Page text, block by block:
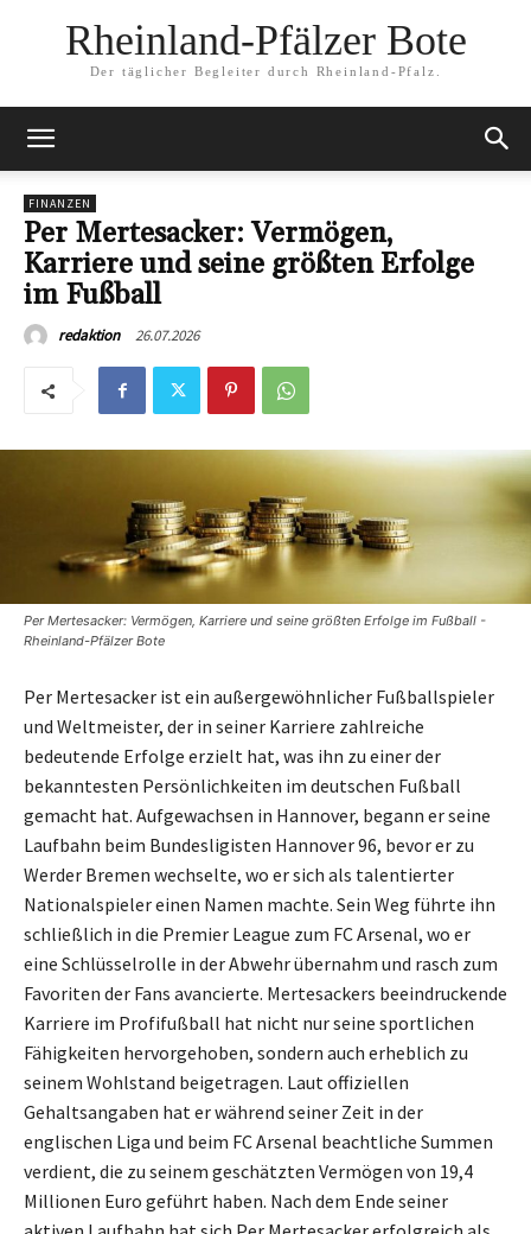
Rheinland-Pfälzer Bote
Der täglicher Begleiter durch Rheinland-Pfalz.
FINANZEN
Per Mertesacker: Vermögen,
Karriere und seine größten Erfolge
im Fußball
redaktion 26.07.2026
Per Mertesacker: Vermögen, Karriere und seine größten Erfolge im Fußball -
Rheinland-Pfälzer Bote
Per Mertesacker ist ein außergewöhnlicher Fußballspieler
und Weltmeister, der in seiner Karriere zahlreiche
bedeutende Erfolge erzielt hat, was ihn zu einer der
bekanntesten Persönlichkeiten im deutschen Fußball
gemacht hat. Aufgewachsen in Hannover, begann er seine
Laufbahn beim Bundesligisten Hannover 96, bevor er zu
Werder Bremen wechselte, wo er sich als talentierter
Nationalspieler einen Namen machte. Sein Weg führte ihn
schließlich in die Premier League zum FC Arsenal, wo er
eine Schlüsselrolle in der Abwehr übernahm und rasch zum
Favoriten der Fans avancierte. Mertesackers beeindruckende
Karriere im Profifußball hat nicht nur seine sportlichen
Fähigkeiten hervorgehoben, sondern auch erheblich zu
seinem Wohlstand beigetragen. Laut offiziellen
Gehaltsangaben hat er während seiner Zeit in der
englischen Liga und beim FC Arsenal beachtliche Summen
verdient, die zu seinem geschätzten Vermögen von 19,4
Millionen Euro geführt haben. Nach dem Ende seiner